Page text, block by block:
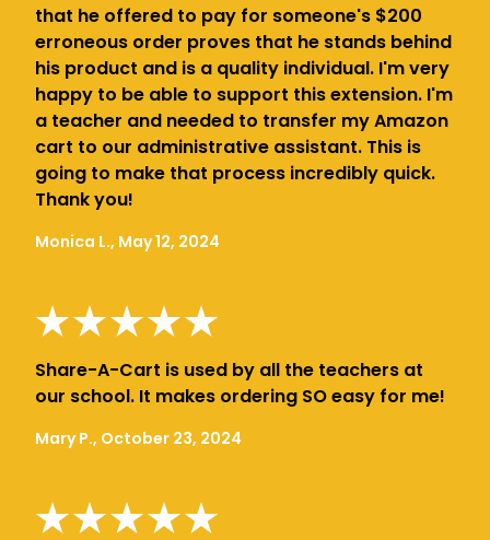
that he offered to pay for someone's $200
erroneous order proves that he stands behind
his product and is a quality individual. I'm very
happy to be able to support this extension. I'm
a teacher and needed to transfer my Amazon
cart to our administrative assistant. This is
going to make that process incredibly quick.
Thank you!
Monica L., May 12, 2024
Share-A-Cart is used by all the teachers at
our school. It makes ordering SO easy for me!
Mary P., October 23, 2024